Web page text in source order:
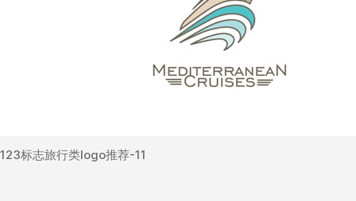
123标志旅行类logo推荐-11